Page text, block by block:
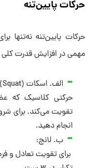
حرکات پایین‌تنه
حرکات پایین‌تنه نه‌تنها
مهمی در افزایش قدرت کلی
الف. اسکات (Squat):
حرکتی کلاسیک که
انجام دهید.
ب. لانج: